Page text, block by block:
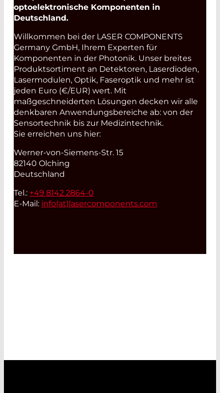
optoelektronische Komponenten in
Deutschland.
Willkommen bei der LASER COMPONENTS
Germany GmbH, Ihrem Experten für
Komponenten in der Photonik. Unser breites
Produktsortiment an Detektoren, Laserdioden,
Lasermodulen, Optik, Faseroptik und mehr ist
jeden Euro (€/EUR) wert. Mit
maßgeschneiderten Lösungen decken wir alle
denkbaren Anwendungsbereiche ab: von der
Sensortechnik bis zur Medizintechnik.
Sie erreichen uns hier:
Werner-von-Siemens-Str. 15
82140 Olching
Deutschland
Tel.: +49 8142 2864-0
E-Mail: info(at)lasercomponents.com